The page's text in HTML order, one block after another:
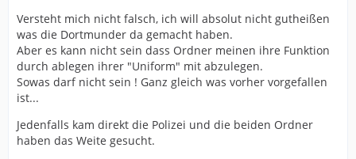
Versteht mich nicht falsch, ich will absolut nicht gutheißen
was die Dortmunder da gemacht haben.
Aber es kann nicht sein dass Ordner meinen ihre Funktion
durch ablegen ihrer "Uniform" mit abzulegen.
Sowas darf nicht sein ! Ganz gleich was vorher vorgefallen
ist...
Jedenfalls kam direkt die Polizei und die beiden Ordner
haben das Weite gesucht.